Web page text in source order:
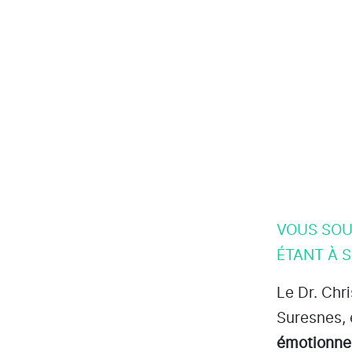
VOUS
ÉTANT À
Le Dr.
Suresnes,